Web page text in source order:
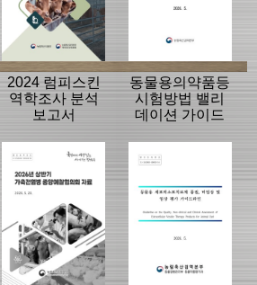
2024 럼피스킨
역학조사 분석
보고서
동물용의약품등
시험방법 밸리
데이션 가이드